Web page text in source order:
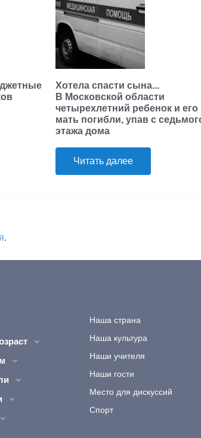
Хотела спасти сына...
В Московской области
четырехлетний ребенок и его
мать погибли, упав с
этажа дома
Читать далее
.
Наша страна
Наша культура
Наши учителя
Наши гости
Место для дискуссий
Спорт